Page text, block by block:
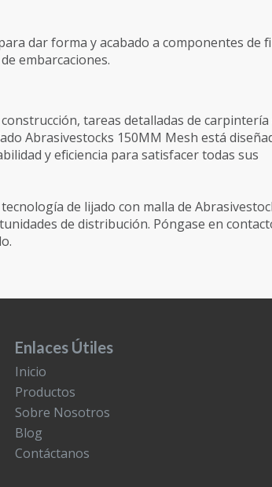
dar forma y acabado a componentes de
embarcaciones.
tareas detalladas de carpintería
Abrasivestocks 150MM Mesh está
y eficiencia para satisfacer todas sus
de lijado con malla de
de distribución. Póngase en
Enlaces Útiles
Inicio
Productos
Sobre Nosotros
Blog
Contáctanos